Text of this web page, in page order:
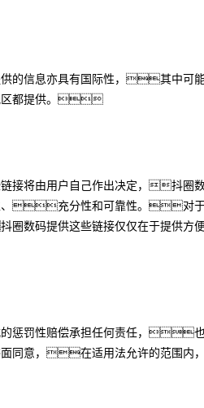
的信息亦具有国际性，其中可
地区都提供。
接将由用户自己作出决定，抖
充分性和可靠性。对于与
数码提供这些链接仅仅在于提供
惩罚性赔偿承担任何责任，
面同意，在适用法允许的范围